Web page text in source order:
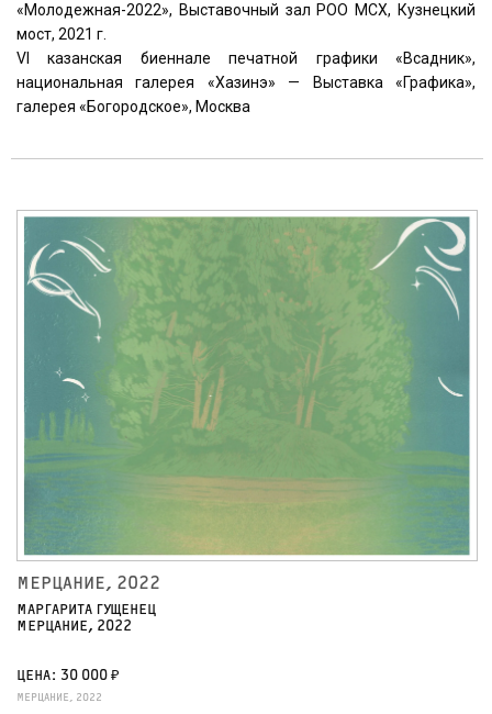
«Молодежная-2022», Выставочный зал РОО МСХ, Кузнецкий
мост, 2021 г.
VI казанская биеннале печатной графики «Всадник»,
национальная галерея «Хазинэ» — Выставка «Графика»,
галерея «Богородское», Москва
МЕРЦАНИЕ, 2022
МАРГАРИТА ГУЩЕНЕЦ
МЕРЦАНИЕ, 2022
ЦЕНА: 30 000 ₽
МЕРЦАНИЕ, 2022